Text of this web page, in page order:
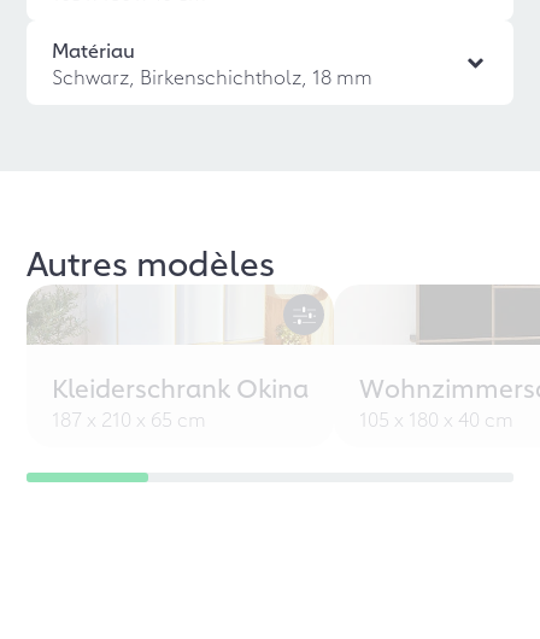
Matériau
Schwarz, Birkenschichtholz, 18 mm
Autres modèles
Kleiderschrank Okina
187 x 210 x 65 cm 105 x 180 x 40 cm